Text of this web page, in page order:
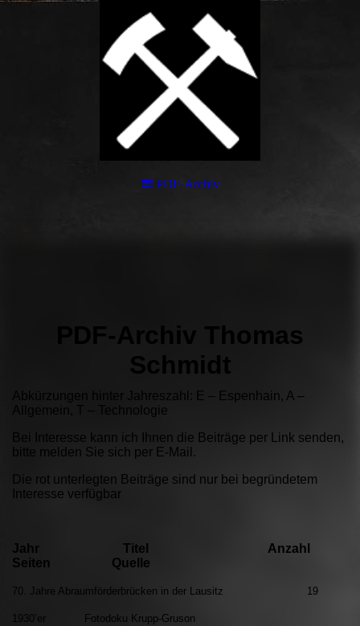
PDF-Archiv
PDF-Archiv Thomas
Schmidt
Abkürzungen hinter Jahreszahl: E – Espenhain, A –
Allgemein, T – Technologie
Bei Interesse kann ich Ihnen die Beiträge per Link senden,
bitte melden Sie sich per E-Mail.
Die rot unterlegten Beiträge sind nur bei begründetem
Interesse verfügbar
Jahr Titel Anzahl
Seiten Quelle
70. Jahre Abraumförderbrücken in der Lausitz 19
1930’er Fotodoku Krupp-Gruson